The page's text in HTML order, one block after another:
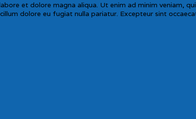
et dolore magna aliqua. Ut enim ad minim veniam,
dolore eu fugiat nulla pariatur. Excepteur sint